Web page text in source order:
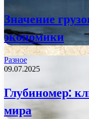
Значение
экономики
Разное
09.07.2025
Глубиномер:
мира